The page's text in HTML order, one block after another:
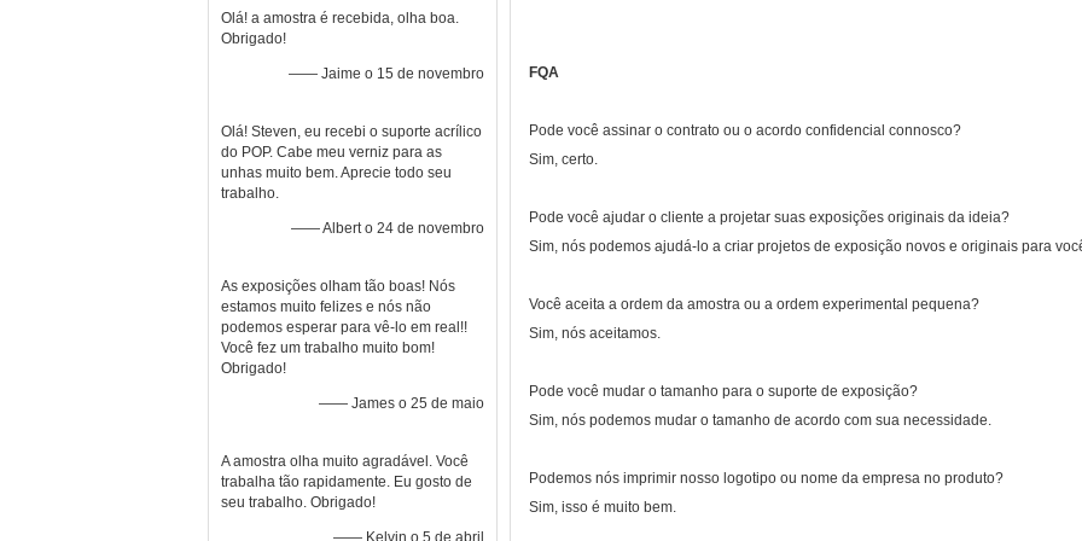
Olá! a amostra é recebida, olha boa.
Obrigado!
—— Jaime o 15 de novembro
Olá! Steven, eu recebi o suporte acrílico
do POP. Cabe meu verniz para as
unhas muito bem. Aprecie todo seu
trabalho.
—— Albert o 24 de novembro
As exposições olham tão boas! Nós
estamos muito felizes e nós não
podemos esperar para vê-lo em real!!
Você fez um trabalho muito bom!
Obrigado!
—— James o 25 de maio
A amostra olha muito agradável. Você
trabalha tão rapidamente. Eu gosto de
seu trabalho. Obrigado!
—— Kelvin o 5 de abril
FQA
Pode você assinar o contrato ou o acordo confidencial connosco?
Sim, certo.
Pode você ajudar o cliente a projetar suas exposições originais da ideia?
Sim, nós podemos ajudá-lo a criar projetos de exposição novos e originais para
Você aceita a ordem da amostra ou a ordem experimental pequena?
Sim, nós aceitamos.
Pode você mudar o tamanho para o suporte de exposição?
Sim, nós podemos mudar o tamanho de acordo com sua necessidade.
Podemos nós imprimir nosso logotipo ou nome da empresa no produto?
Sim, isso é muito bem.